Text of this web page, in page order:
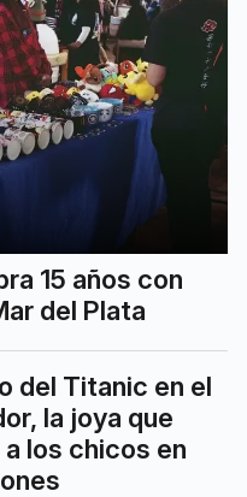
15 años con
del Plata
del Titanic en el
la joya que
los chicos en